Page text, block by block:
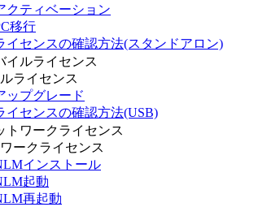
クティベーション
移行
イセンスの確認方法(スタンドアロン)
イルライセンス
ライセンス
ップグレード
イセンスの確認方法(USB)
トワークライセンス
ークライセンス
インストール
起動
再起動